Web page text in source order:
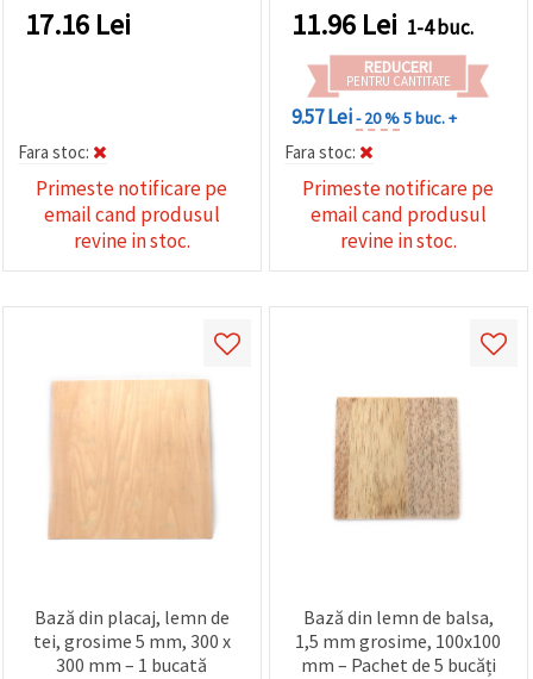
17.16 Lei
Fara stoc:
Primeste notificare pe
email cand produsul
revine in stoc.
11.96 Lei 1-4 buc.
REDUCERI
PENTRU CANTITATE
9.57 Lei- 20 %5 buc. +
Fara stoc:
Primeste notificare pe
email cand produsul
revine in stoc.
Bază din placaj, lemn de
tei, grosime 5 mm, 300 x
300 mm – 1 bucată
Bază din lemn de balsa,
1,5 mm grosime, 100x100
mm – Pachet de 5 bucăți